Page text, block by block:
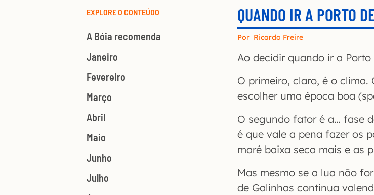
EXPLORE O CONTEÚDO
A Bóia recomenda
Janeiro
Fevereiro
Março
Abril
Maio
Junho
Julho
QUANDO IR A PORTO
Por Ricardo Freire
Ao decidir quando ir a
O primeiro, claro, é o clima.
escolher uma época boa
O segundo fator é a… fase
é que vale a pena fazer os
maré baixa seca mais e as
Mas mesmo se a lua não
de Galinhas continua